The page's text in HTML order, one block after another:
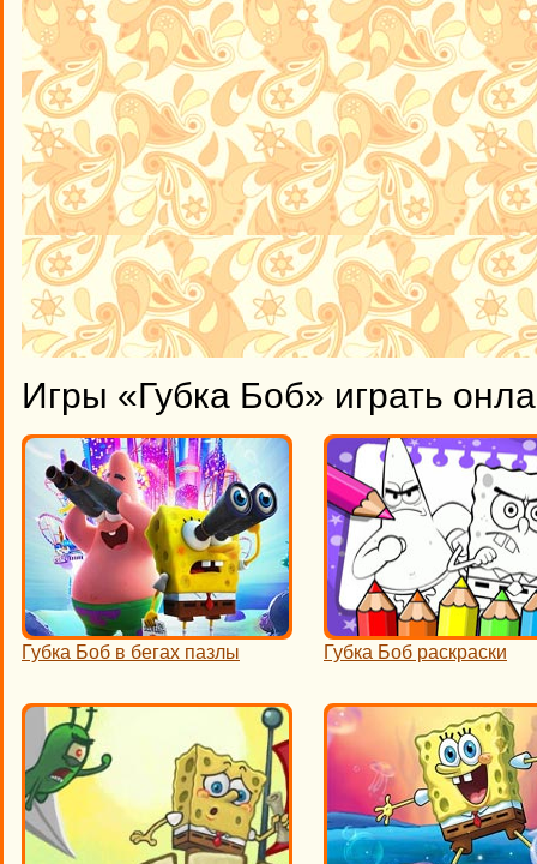
Игры «Губка Боб» играть
Губка Боб в бегах пазлы Губка Боб раскраски